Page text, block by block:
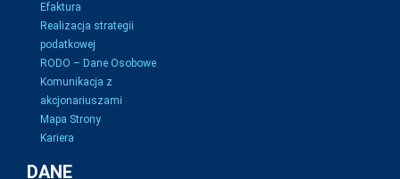
Efaktura
Realizacja strategii
podatkowej
RODO – Dane Osobowe
Komunikacja z
akcjonariuszami
Mapa Strony
Kariera
DANE